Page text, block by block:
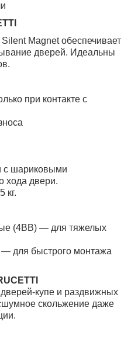
Magnet обеспечивает
дверей. Идеальны
при контакте с
с шариковыми
хода двери.
кг.
(4BB) — для тяжелых
для быстрого монтажа
купе и раздвижных
скольжение даже